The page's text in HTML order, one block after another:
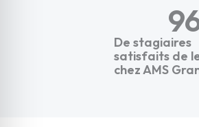
De stagiaires
satisfaits de
chez AMS